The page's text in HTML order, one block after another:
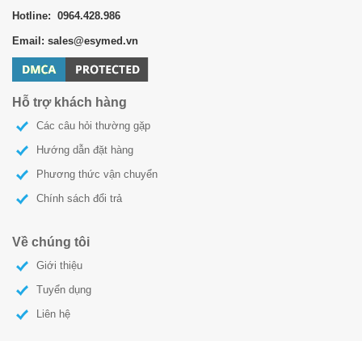
Hotline: 0964.428.986
Email: sales@esymed.vn
Hỗ trợ khách hàng
Các câu hỏi thường gặp
Hướng dẫn đặt hàng
Phương thức vận chuyển
Chính sách đổi trả
Về chúng tôi
Giới thiệu
Tuyển dụng
Liên hệ